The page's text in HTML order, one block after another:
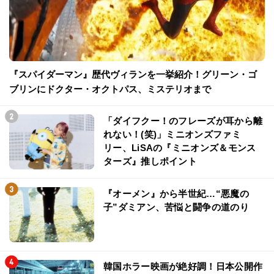
『スパイダーマン』歴代ヴィランを一挙紹介！グリーン・ゴ
ブリンにドクター・オクトパス、ミステリオまで
「ダイフクー！のフレーズが耳から離
れない！(笑)」ミニオンズファミ
リー、LiSAの『ミニオンズ＆モンス
ターズ』推しポイント
『オーメン』から半世紀…“悪魔の
子”ダミアン、苦悩と闘争の道のり
韓国ホラー映画が絶好調！日本公開作